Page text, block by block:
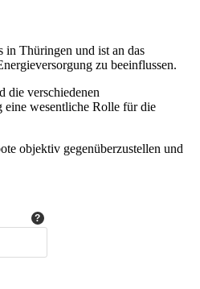
in Thüringen und ist an das
zu beeinflussen.
die verschiedenen
eine wesentliche Rolle für die
objektiv gegenüberzustellen und